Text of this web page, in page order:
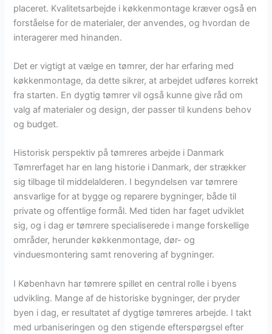
placeret. Kvalitetsarbejde i køkkenmontage kræver også en
forståelse for de materialer, der anvendes, og hvordan de
interagerer med hinanden.
Det er vigtigt at vælge en tømrer, der har erfaring med
køkkenmontage, da dette sikrer, at arbejdet udføres korrekt
fra starten. En dygtig tømrer vil også kunne give råd om
valg af materialer og design, der passer til kundens behov
og budget.
Historisk perspektiv på tømreres arbejde i Danmark
Tømrerfaget har en lang historie i Danmark, der strækker
sig tilbage til middelalderen. I begyndelsen var tømrere
ansvarlige for at bygge og reparere bygninger, både til
private og offentlige formål. Med tiden har faget udviklet
sig, og i dag er tømrere specialiserede i mange forskellige
områder, herunder køkkenmontage, dør- og
vinduesmontering samt renovering af bygninger.
I København har tømrere spillet en central rolle i byens
udvikling. Mange af de historiske bygninger, der pryder
byen i dag, er resultatet af dygtige tømreres arbejde. I takt
med urbaniseringen og den stigende efterspørgsel efter